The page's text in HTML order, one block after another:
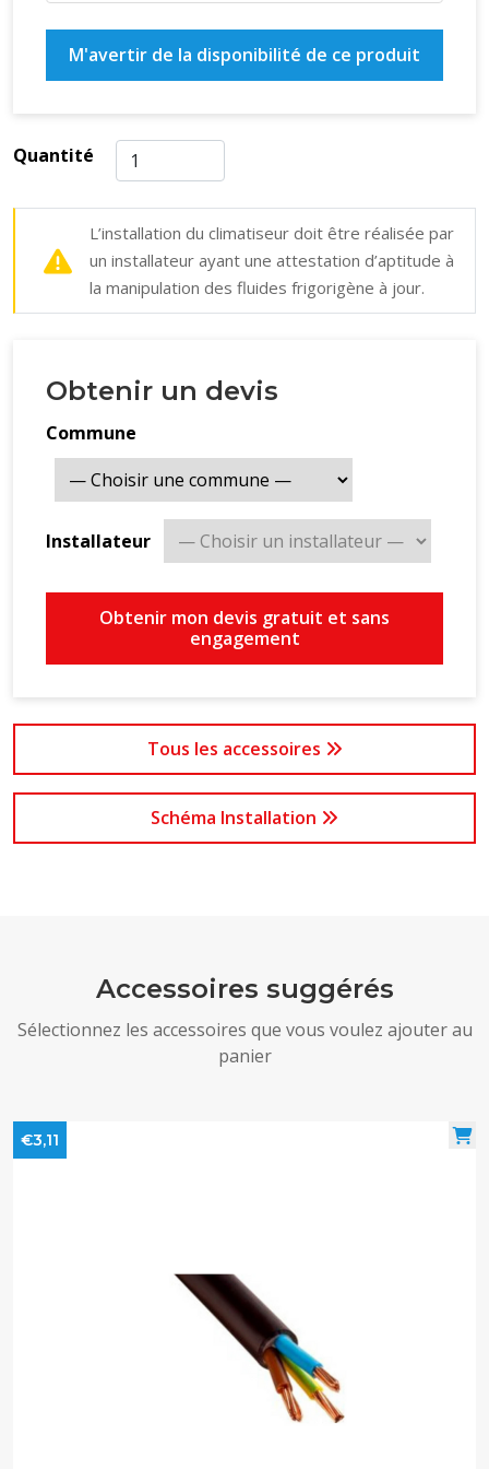
M'avertir de la disponibilité de ce produit
Quantité
L’installation du climatiseur doit être réalisée par
un installateur ayant une attestation d’aptitude à
la manipulation des fluides frigorigène à jour.
Obtenir un devis
Commune
Installateur
Obtenir mon devis gratuit et sans
engagement
Tous les accessoires
Schéma Installation
Accessoires suggérés
Sélectionnez les accessoires que vous voulez ajouter au
panier
€3,11